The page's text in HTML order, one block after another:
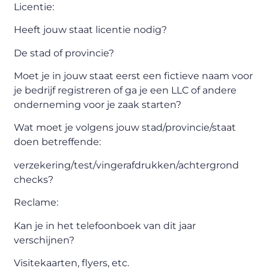
Licentie:
Heeft jouw staat licentie nodig?
De stad of provincie?
Moet je in jouw staat eerst een fictieve naam voor
je bedrijf registreren of ga je een LLC of andere
onderneming voor je zaak starten?
Wat moet je volgens jouw stad/provincie/staat
doen betreffende:
verzekering/test/vingerafdrukken/achtergrond
checks?
Reclame:
Kan je in het telefoonboek van dit jaar
verschijnen?
Visitekaarten, flyers, etc.